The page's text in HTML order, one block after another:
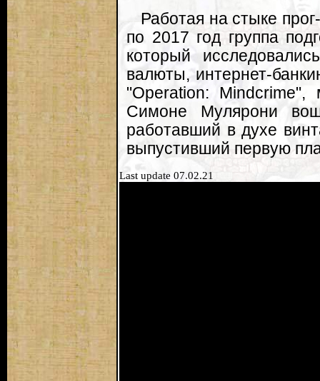
Работая на стыке
по 2017 год группа
который
валюты, интернет-
"Operation:
Симоне Мулярони
работавший в духе
выпустивший первую
Last update 07.02.21